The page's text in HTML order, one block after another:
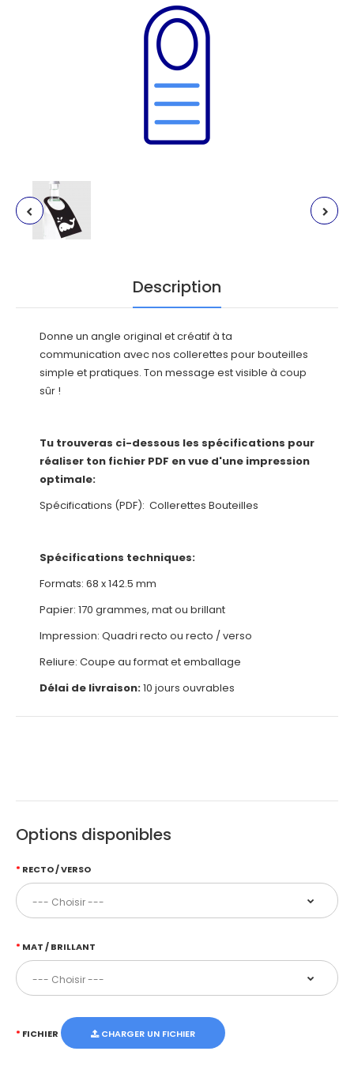
Description
Donne un angle original et créatif à ta
communication avec nos collerettes pour bouteilles
simple et pratiques. Ton message est visible à coup
sûr !
Tu trouveras ci-dessous les spécifications pour
réaliser ton fichier PDF en vue d'une impression
optimale:
Spécifications (PDF): Collerettes Bouteilles
Spécifications techniques:
Formats: 68 x 142.5 mm
Papier: 170 grammes, mat ou brillant
Impression: Quadri recto ou recto / verso
Reliure: Coupe au format et emballage
Délai de livraison:10 jours ouvrables
Options disponibles
RECTO / VERSO
MAT / BRILLANT
FICHIER CHARGER UN FICHIER